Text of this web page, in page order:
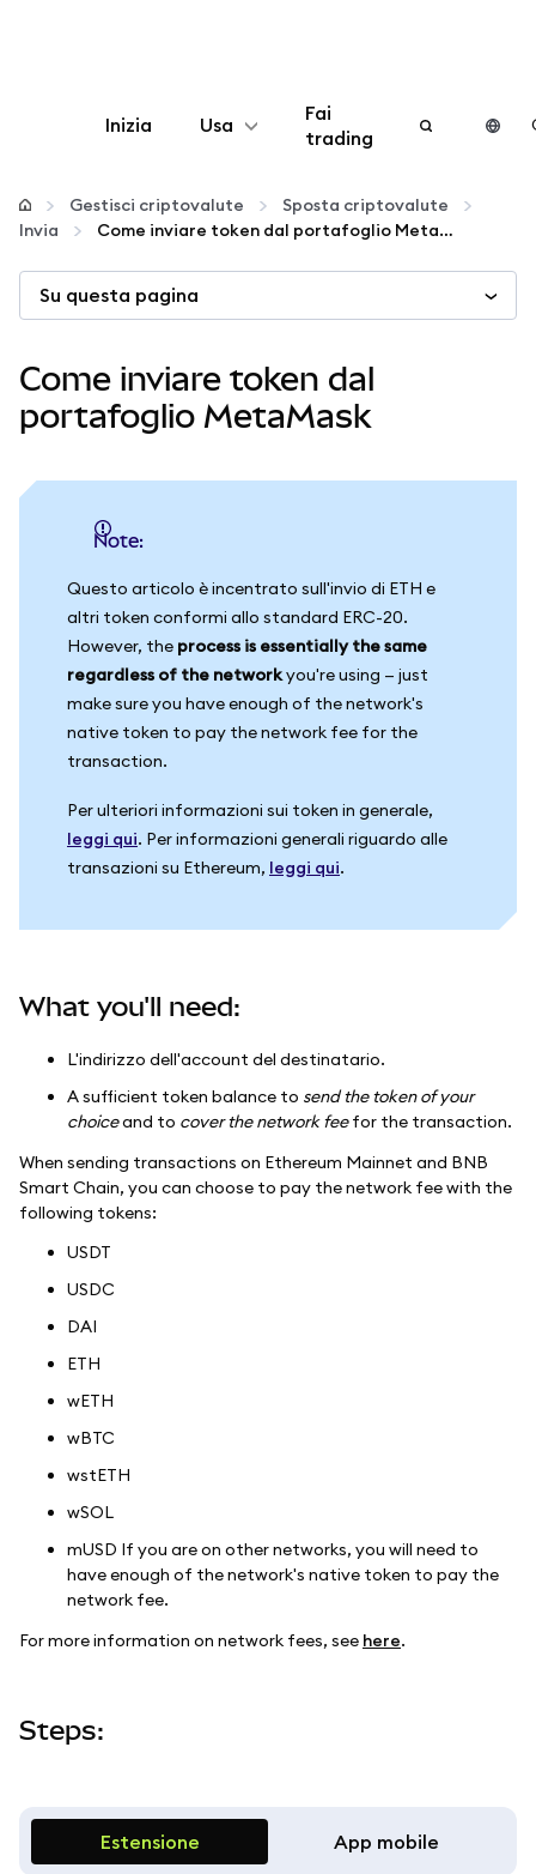
Inizia Usa
Configura
Altro sul web3
Stai al sicuro
Fai
trading
Gestisci criptovalute
Sposta criptovalute
Invia
Come inviare token dal portafoglio MetaMask
Su questa pagina
Come inviare token dal
portafoglio MetaMask
Note:
Questo articolo è incentrato sull'invio di ETH e
altri token conformi allo standard ERC-20.
However, the process is essentially the same
regardless of the networkyou're using — just
make sure you have enough of the network's
native token to pay the network fee for the
transaction.
Per ulteriori informazioni sui token in generale,
leggi qui. Per informazioni generali riguardo alle
transazioni su Ethereum, leggi qui.
What you'll need:
L'indirizzo dell'account del destinatario.
A sufficient token balance to send the token of your
choiceand to cover the network feefor the transaction.
When sending transactions on Ethereum Mainnet and BNB
Smart Chain, you can choose to pay the network fee with the
following tokens:
USDT
USDC
DAI
ETH
wETH
wBTC
wstETH
wSOL
mUSD If you are on other networks, you will need to
have enough of the network's native token to pay the
network fee.
For more information on network fees, see here.
Steps:
Estensione App mobile